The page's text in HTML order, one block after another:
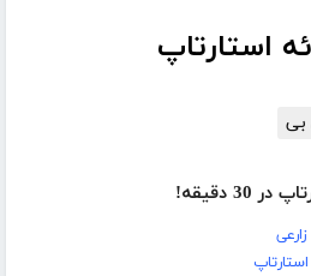
استارتاپ
بی
دقیقه!
استارتاپ